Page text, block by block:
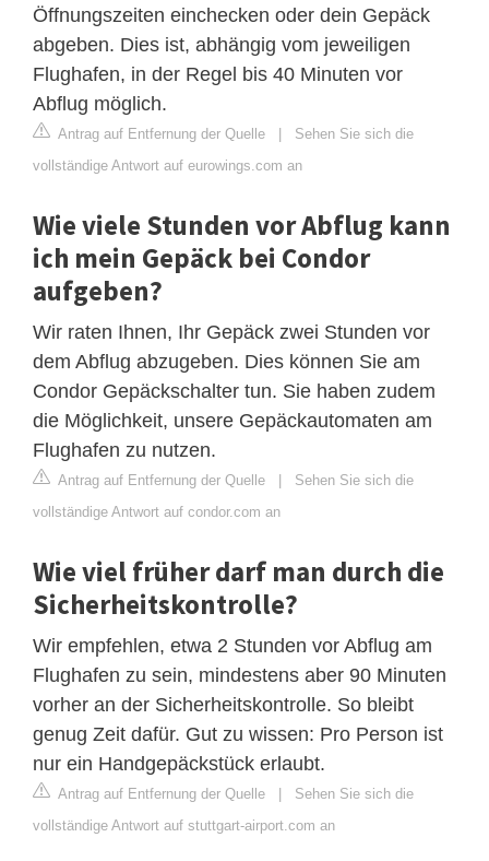
Öffnungszeiten einchecken oder dein Gepäck
abgeben. Dies ist, abhängig vom jeweiligen
Flughafen, in der Regel bis 40 Minuten vor
Abflug möglich.
Antrag auf Entfernung der Quelle | Sehen Sie sich die
vollständige Antwort auf eurowings.com an
Wie viele Stunden vor Abflug kann
ich mein Gepäck bei Condor
aufgeben?
Wir raten Ihnen, Ihr Gepäck zwei Stunden vor
dem Abflug abzugeben. Dies können Sie am
Condor Gepäckschalter tun. Sie haben zudem
die Möglichkeit, unsere Gepäckautomaten am
Flughafen zu nutzen.
Antrag auf Entfernung der Quelle | Sehen Sie sich die
vollständige Antwort auf condor.com an
Wie viel früher darf man durch die
Sicherheitskontrolle?
Wir empfehlen, etwa 2 Stunden vor Abflug am
Flughafen zu sein, mindestens aber 90 Minuten
vorher an der Sicherheitskontrolle. So bleibt
genug Zeit dafür. Gut zu wissen: Pro Person ist
nur ein Handgepäckstück erlaubt.
Antrag auf Entfernung der Quelle | Sehen Sie sich die
vollständige Antwort auf stuttgart-airport.com an